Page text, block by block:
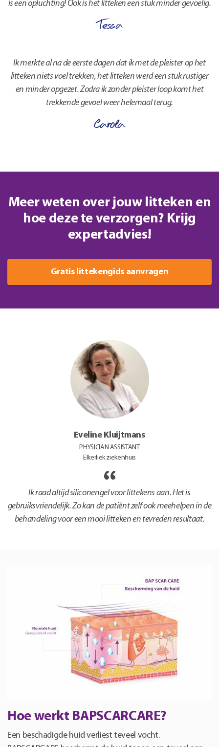
is een opluchting! Ook is het litteken een stuk minder gevoelig.
Tessa
Ik merkte al na de eerste dagen dat ik met de pleister op het
litteken niets voel trekken, het litteken werd een stuk rustiger
en minder opgezet. Zodra ik zonder pleister loop komt het
trekkende gevoel weer helemaal terug.
Carola
Meer weten over jouw litteken en
hoe deze te verzorgen? Krijg
expertadvies!
Gratis littekengids aanvragen
Eveline Kluijtmans
PHYSICIAN ASSISTANT
Elkerliek ziekenhuis
Ik raad altijd siliconengel voor littekens aan. Het is
gebruiksvriendelijk. Zo kan de patiënt zelf ook meehelpen in de
behandeling voor een mooi litteken en tevreden resultaat.
Hoe werkt BAPSCARCARE?
Een beschadigde huid verliest teveel vocht.